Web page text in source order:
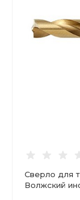
Сверло для
Волжский